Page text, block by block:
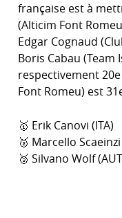
française est à
(Alticim Font
Edgar Cognaud
Boris Cabau
respectivement
Font Romeu) est
🥇 Erik Canovi (ITA)
🥈 Marcello Scaeinzi
🥉 Silvano Wolf